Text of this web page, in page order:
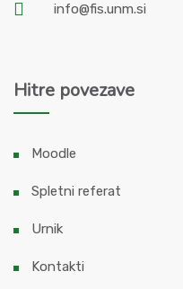
info@fis.unm.si
Hitre povezave
Moodle
Spletni referat
Urnik
Kontakti